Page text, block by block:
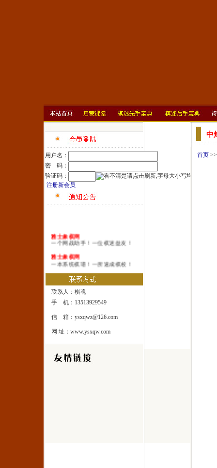
用户名：
密 码：
验证码：
注册新会员
雅士象棋网
一个网战助手！一位棋迷益友！
雅士象棋网
一本系统棋谱！一所速成棋校！
雅士象棋网
一处修身圣地！一座雅士乐园！
联系人：棋魂
手 机：13513929549
信 箱：ysxqwz@126.com
网 址：www.ysxqw.com
中
首页